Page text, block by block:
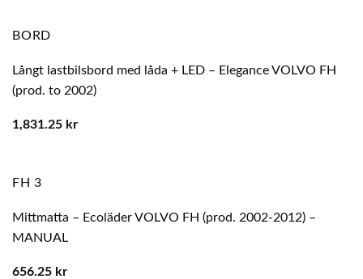
BORD
Långt lastbilsbord med låda + LED – Elegance VOLVO FH
(prod. to 2002)
1,831.25 kr
FH 3
Mittmatta – Ecoläder VOLVO FH (prod. 2002-2012) –
MANUAL
656.25 kr